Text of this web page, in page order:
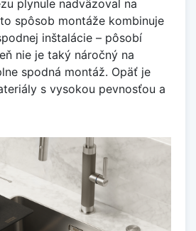
plynule nadväzoval na
spôsob montáže kombinuje
inštalácie – pôsobí
nie je taký náročný na
spodná montáž. Opäť je
s vysokou pevnosťou a